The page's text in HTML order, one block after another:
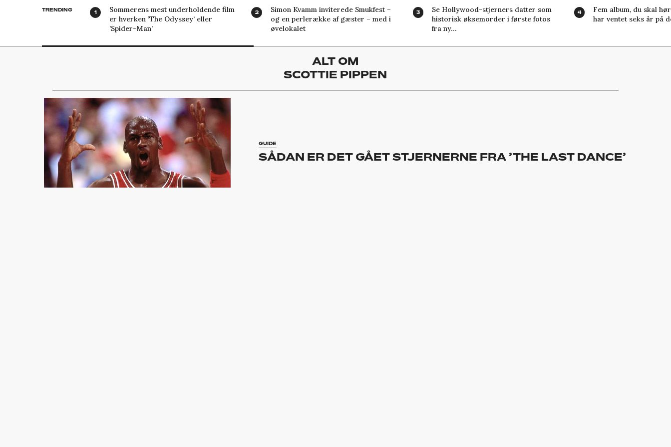
TRENDING
Sommerens mest underholdende film
er hverken ’The Odyssey’ eller
’Spider-Man’
Simon Kvamm inviterede Smukfest –
og en perlerække af gæster – med i
øvelokalet
Se Hollywood-stjerners datter som
historisk øksemorder i første fotos
fra ny…
Fem album, du skal
har ventet seks år på
ALT OM
SCOTTIE PIPPEN
GUIDE
SÅDAN ER DET GÅET STJERNERNE FRA ’THE LAST DANCE’